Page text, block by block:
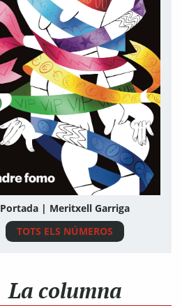
Portada | Meritxell Garriga
TOTS ELS NÚMEROS
La columna